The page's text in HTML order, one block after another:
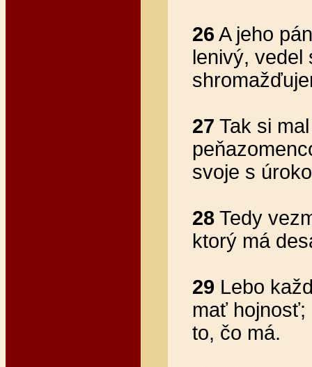
26 A jeho
lenivý, vedel
27 Tak si
svoje s
28Tedy
ktorý má
29 Lebo
mať hojnosť;
to, čo má.